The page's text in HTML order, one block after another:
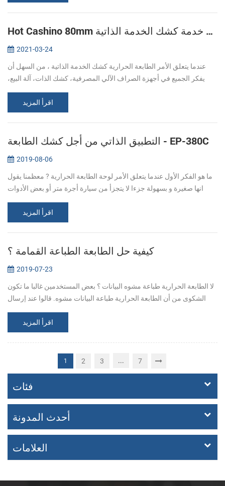
Hot Cashino 80mm خدمة كشك الخدمة الذاتية KP-347 حدد لك.
2021-03-24
عندما يتعلق الأمر الطابعة الحرارية كشك الخدمة الذاتية ، من السهل أن
يفكر الجميع في أجهزة الصراف الآلي المصرفية، كشك الذات، آلة البيع،
اقرأ المزيد
التطبيق الذاتي من أجل كشك الطابعة - EP-380C
2019-08-06
ما هو الفكر الأول عندما يتعلق الأمر لوحة الطابعة الحرارية ? معظمنا يقول
انها صغيرة و بسهولة جزءا لا يتجزأ من سيارة أجرة متر أو بعض الأدوات
اقرأ المزيد
كيفية حل الطابعة الطباعة القمامة ؟
2019-07-23
لا الطابعة الحرارية طباعة مشوه البيانات ؟ بعض المستخدمين غالبا ما تكون
الشكوى من أن الطابعة الحرارية طباعة البيانات مشوه. قالوا عند إرسال
اقرأ المزيد
1 2 3 ... 7
فئات
أحدث المدونة
العلامات